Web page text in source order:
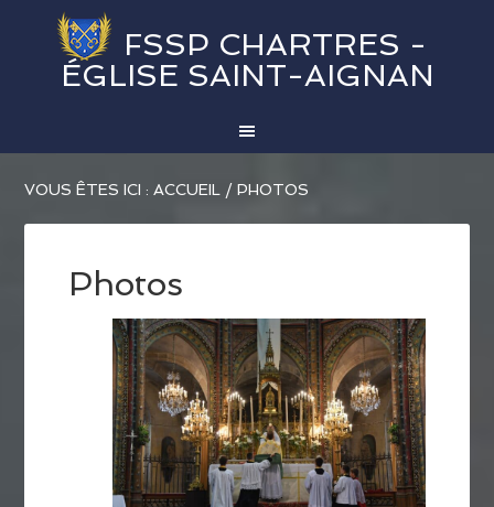
FSSP CHARTRES -
ÉGLISE SAINT-AIGNAN
VOUS ÊTES ICI :ACCUEIL / PHOTOS
Photos